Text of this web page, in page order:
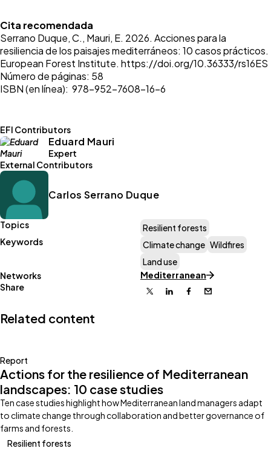
Cita recomendada
Serrano Duque, C., Mauri, E. 2026. Acciones para la
resiliencia de los paisajes mediterráneos: 10 casos prácticos.
European Forest Institute. https://doi.org/10.36333/rs16ES
Número de páginas: 58
ISBN (en línea): 978-952-7608-16-6
EFI Contributors
Eduard Mauri
Expert
External Contributors
Carlos Serrano Duque
Topics
Resilient forests
Keywords
Climate change Wildfires
Land use
Networks
Mediterranean
Share
X LinkedinFacebook
Email
Related content
Report
Actions for the resilience of Mediterranean
landscapes: 10 case studies
Ten case studies highlight how Mediterranean land managers adapt
to climate change through collaboration and better governance of
farms and forests.
Resilient forests